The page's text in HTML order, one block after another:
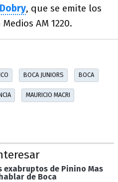
, que se emite los
AM 1220.
BOCA JUNIORS BOCA
MAURICIO MACRI
exabruptos de Pinino Mas
de Boca